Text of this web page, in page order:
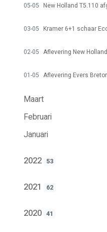
05-05 New Holland T5.110
03-05 Kramer 6+1 schaar
02-05 Aflevering New
01-05 Aflevering Evers
Maart
Februari
Januari
2022 53
2021 62
2020 41